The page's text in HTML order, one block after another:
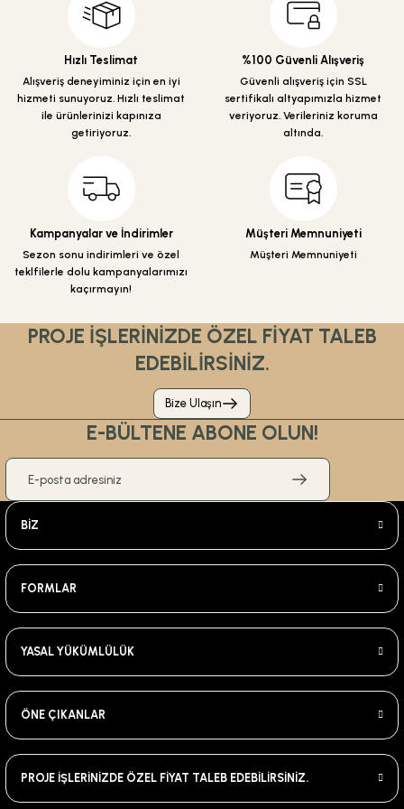
Ürün açıklamasında eksik bilgiler bulunuyor.
Ürün fiyatı diğer sitelerden daha pahalı.
Bu ürüne benzer farklı alternatifler olmalı.
Hızlı Teslimat
Alışveriş deneyiminiz için en iyi
hizmeti sunuyoruz. Hızlı teslimat
ile ürünlerinizi kapınıza
getiriyoruz.
%100 Güvenli Alışveriş
Güvenli alışveriş için SSL
sertifikalı altyapımızla hizmet
veriyoruz. Verileriniz koruma
altında.
Kampanyalar ve İndirimler
Sezon sonu indirimleri ve özel
teklfilerle dolu kampanyalarımızı
kaçırmayın!
Müşteri Memnuniyeti
Müşteri Memnuniyeti
PROJE İŞLERİNİZDE ÖZEL FİYAT TALEB
EDEBİLİRSİNİZ.
Bize Ulaşın
E-BÜLTENE ABONE OLUN!
BİZ
FORMLAR
YASAL YÜKÜMLÜLÜK
ÖNE ÇIKANLAR
PROJE İŞLERİNİZDE ÖZEL FİYAT TALEB EDEBİLİRSİNİZ.